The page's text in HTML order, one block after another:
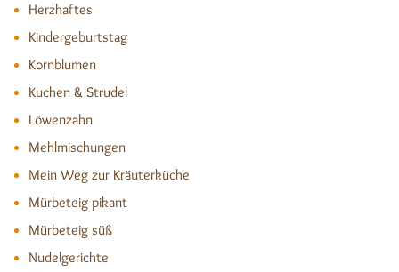
Herzhaftes
Kindergeburtstag
Kornblumen
Kuchen & Strudel
Löwenzahn
Mehlmischungen
Mein Weg zur Kräuterküche
Mürbeteig pikant
Mürbeteig süß
Nudelgerichte